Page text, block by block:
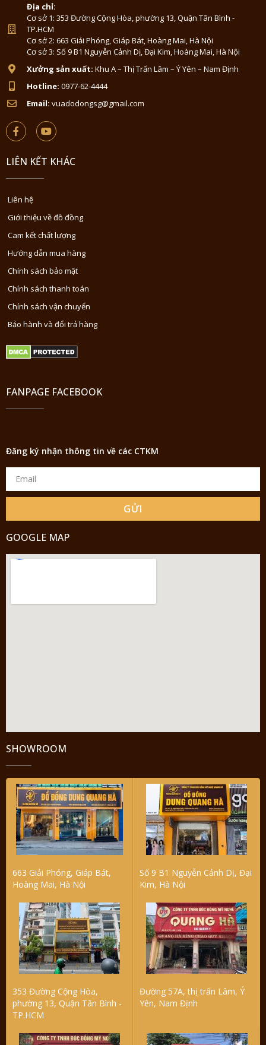
Địa chỉ:
Cơ sở 1: 353 Đường Cộng Hòa, phường 13, Quận Tân Bình -
TP.HCM
Cơ sở 2: 663 Giải Phóng, Giáp Bát, Hoàng Mai, Hà Nội
Cơ sở 3: Số 9 B1 Nguyễn Cảnh Dị, Đại Kim, Hoàng Mai, Hà Nội
Xưởng sản xuất: Khu A – Thị Trấn Lâm – Ý Yên – Nam Định
Hotline: 0977-62-4444
Email: vuadodongsg@gmail.com
LIÊN KẾT KHÁC
Liên hệ
Giới thiệu về đồ đồng
Cam kết chất lượng
Hướng dẫn mua hàng
Chính sách bảo mật
Chính sách thanh toán
Chính sách vận chuyển
Bảo hành và đổi trả hàng
FANPAGE FACEBOOK
Đăng ký nhận thông tin về các CTKM
GỬI
GOOGLE MAP
SHOWROOM
663 Giải Phóng, Giáp Bát,
Hoàng Mai, Hà Nội
Số 9 B1 Nguyễn Cảnh Dị, Đại
Kim, Hà Nội
353 Đường Cộng Hòa,
phường 13, Quận Tân Bình -
TP.HCM
Đường 57A, thị trấn Lâm, Ý
Yên, Nam Định